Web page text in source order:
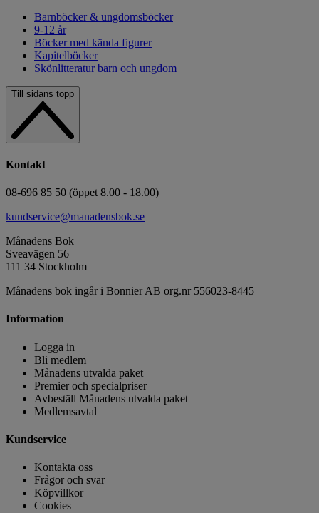
Barnböcker & ungdomsböcker
9-12 år
Böcker med kända figurer
Kapitelböcker
Skönlitteratur barn och ungdom
Till sidans topp
Kontakt
08-696 85 50 (öppet 8.00 - 18.00)
kundservice@manadensbok.se
Månadens Bok
Sveavägen 56
111 34 Stockholm
Månadens bok ingår i Bonnier AB org.nr 556023-8445
Information
Logga in
Bli medlem
Månadens utvalda paket
Premier och specialpriser
Avbeställ Månadens utvalda paket
Medlemsavtal
Kundservice
Kontakta oss
Frågor och svar
Köpvillkor
Cookies